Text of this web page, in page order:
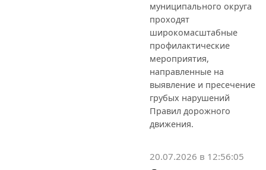
муниципального округа
проходят
широкомасштабные
профилактические
мероприятия,
направленные на
выявление и пресечение
грубых нарушений
Правил дорожного
движения.
20.07.2026 в 12:56:05